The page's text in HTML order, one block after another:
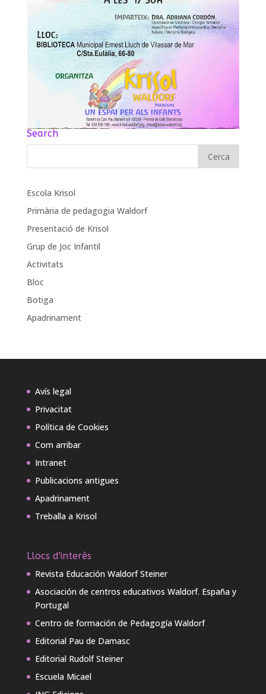
Search
Escola Krisol
Primària de pedagogia Waldorf
Presentació de Krisol
Grup de Joc Infantil
Activitats
Bloc
Botiga
Apadrinament
Avís legal
Privacitat
Política de Cookies
Com arribar
Intranet
Publicacions antigues
Apadrinament
Treballa a Krisol
Llocs d'interès
Revista Educación Waldorf Steiner
Asociación de centros educativos Waldorf. España y
Portugal
Centro de formación de Pedagogía Waldorf
Editorial Pau de Damasc
Editorial Rudolf Steiner
Escuela Micael